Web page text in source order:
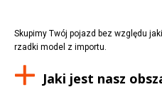
Skupimy Twój pojazd bez względu
rzadki model z importu.
Jaki jest nasz